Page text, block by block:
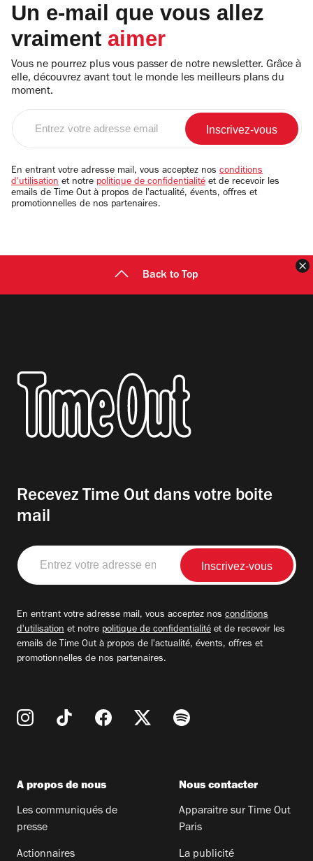
Un e-mail que vous allez
vraiment aimer
Vous ne pourrez plus vous passer de notre newsletter. Grâce à
elle, découvrez avant tout le monde les meilleurs plans du
moment.
email
En entrant votre adresse mail, vous acceptez nos conditions
d'utilisation et notre politique de confidentialité et de recevoir les
emails de Time Out à propos de l'actualité, évents, offres et
promotionnelles de nos partenaires.
Back to Top
Recevez Time Out dans votre boite
mail
Entrez
votre
adresse
En entrant votre adresse mail, vous acceptez nos conditions
d'utilisation et notre politique de confidentialité et de recevoir les
emails de Time Out à propos de l'actualité, évents, offres et
promotionnelles de nos partenaires.
A propos de nous
Les communiqués de
presse
Actionnaires
Nous contacter
Apparaitre sur Time Out
Paris
La publicité